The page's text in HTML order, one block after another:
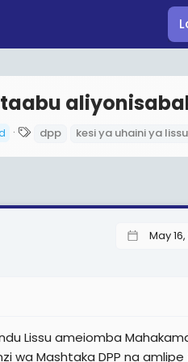
dpp kesi ya uhaini ya lissu
May
Lissu ameiomba
wa Mashtaka DPP na